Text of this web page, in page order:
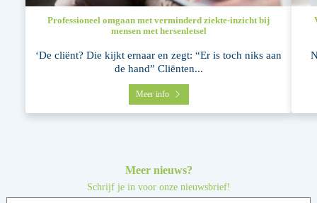
Professioneel omgaan met verminderd ziekte-inzicht bij
mensen met hersenletsel
‘De cliënt? Die kijkt ernaar en zegt: “Er is toch niks aan
de hand” Cliënten...
Meer info
Meer nieuws?
Schrijf je in voor onze nieuwsbrief!